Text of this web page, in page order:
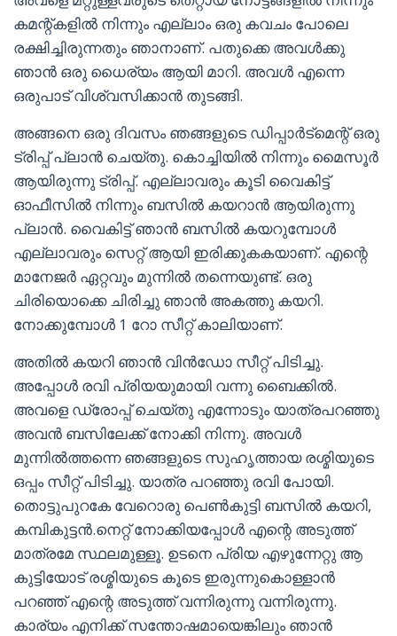
കമന്റ്‌കളിൽ നിന്നും എല്ലാം ഒരു കവചം പോലെ
രക്ഷിച്ചിരുന്നതും ഞാനാണ്. പതുക്കെ അവൾക്കു
ഞാൻ ഒരു ധൈര്യം ആയി മാറി. അവൾ എന്നെ
ഒരുപാട് വിശ്വസിക്കാൻ തുടങ്ങി.
അങ്ങനെ ഒരു ദിവസം ഞങ്ങളുടെ ഡിപ്പാർട്മെന്റ് ഒരു
ട്രിപ്പ്‌ പ്ലാൻ ചെയ്തു. കൊച്ചിയിൽ നിന്നും മൈസൂർ
ആയിരുന്നു ട്രിപ്പ്‌. എല്ലാവരും കൂടി വൈകിട്ട്
ഓഫീസിൽ നിന്നും ബസിൽ കയറാൻ ആയിരുന്നു
പ്ലാൻ. വൈകിട്ട് ഞാൻ ബസിൽ കയറുമ്പോൾ
എല്ലാവരും സെറ്റ് ആയി ഇരിക്കുകകയാണ്. എന്റെ
മാനേജർ ഏറ്റവും മുന്നിൽ തന്നെയുണ്ട്. ഒരു
ചിരിയൊക്കെ ചിരിച്ചു ഞാൻ അകത്തു കയറി.
നോക്കുമ്പോൾ 1 റോ സീറ്റ്‌ കാലിയാണ്.
അതിൽ കയറി ഞാൻ വിൻഡോ സീറ്റ്‌ പിടിച്ചു.
അപ്പോൾ രവി പ്രിയയുമായി വന്നു ബൈക്കിൽ.
അവളെ ഡ്രോപ്പ് ചെയ്തു എന്നോടും യാത്രപറഞ്ഞു
അവൻ ബസിലേക്ക് നോക്കി നിന്നു. അവൾ
മുന്നിൽത്തന്നെ ഞങ്ങളുടെ സുഹൃത്തായ രശ്മിയുടെ
ഒപ്പം സീറ്റ്‌ പിടിച്ചു. യാത്ര പറഞ്ഞു രവി പോയി.
തൊട്ടുപുറകേ വേറൊരു പെൺകുട്ടി ബസിൽ കയറി,
കമ്പികുട്ടന്‍.നെറ്റ് നോക്കിയപ്പോൾ എന്റെ അടുത്ത്
മാത്രമേ സ്ഥലമുള്ളൂ. ഉടനെ പ്രിയ എഴുന്നേറ്റു ആ
കുട്ടിയോട് രശ്മിയുടെ കൂടെ ഇരുന്നുകൊള്ളാൻ
പറഞ്ഞ് എന്റെ അടുത്ത് വന്നിരുന്നു വന്നിരുന്നു.
കാര്യം എനിക്ക് സന്തോഷമായെങ്കിലും ഞാൻ